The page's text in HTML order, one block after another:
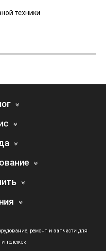
техники
ремонт и запчасти для
и тележек